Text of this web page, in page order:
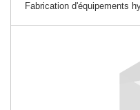
Fabrication d'équipements